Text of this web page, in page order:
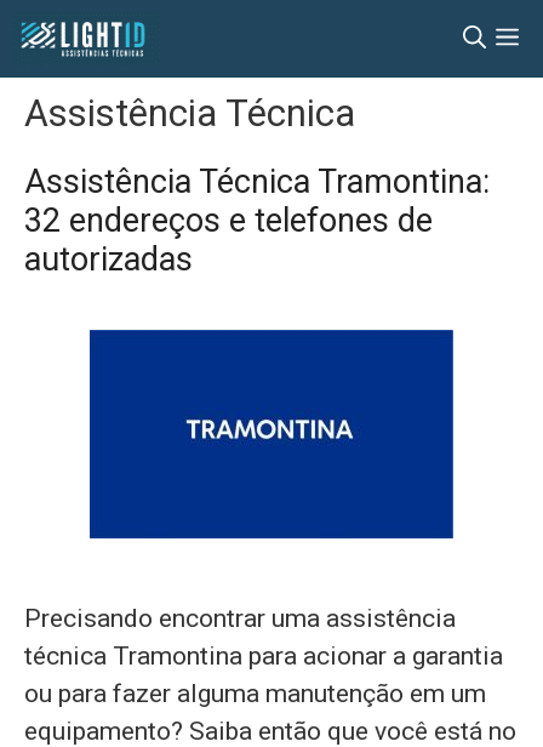
Pular
para
conteúdo
Assistência Técnica
Assistência Técnica Tramontina:
32 endereços e telefones de
autorizadas
Precisando encontrar uma assistência
técnica Tramontina para acionar a garantia
ou para fazer alguma manutenção em um
equipamento? Saiba então que você está no